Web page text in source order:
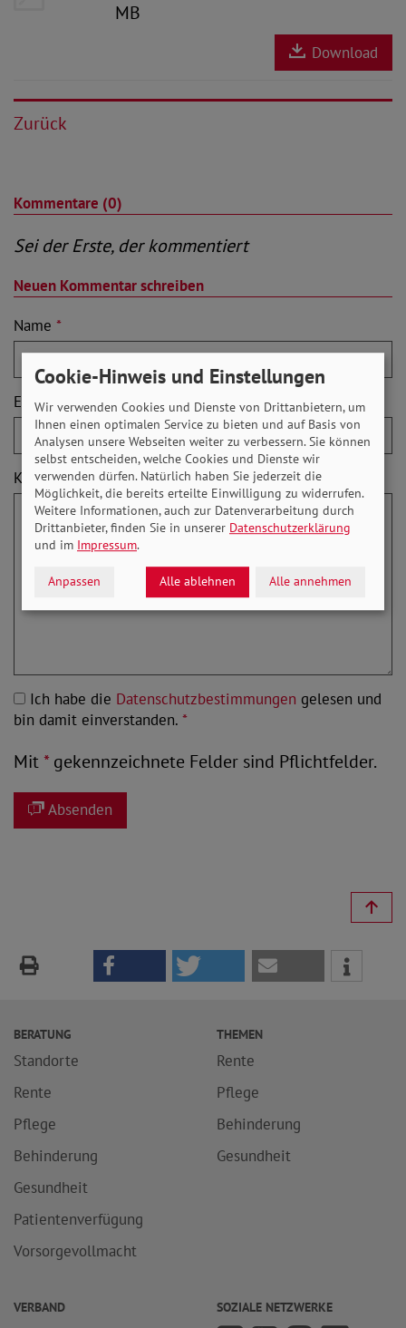
MB
Download
Zurück
Kommentare (0)
Sei der Erste, der kommentiert
Neuen Kommentar schreiben
Name *
E-Mail*
Kommentar *
Ich habe die Datenschutzbestimmungen gelesen und
bin damit einverstanden. *
Mit*gekennzeichnete Felder sind Pflichtfelder.
Absenden
BERATUNG
Standorte
Rente
Pflege
Behinderung
Gesundheit
Patientenverfügung
Vorsorgevollmacht
THEMEN
Rente
Pflege
Behinderung
Gesundheit
VERBAND SOZIALE NETZWERKE
Cookie-Hinweis und Einstellungen
Wir verwenden Cookies und Dienste von Drittanbietern, um
Ihnen einen optimalen Service zu bieten und auf Basis von
Analysen unsere Webseiten weiter zu verbessern. Sie können
selbst entscheiden, welche Cookies und Dienste wir
verwenden dürfen. Natürlich haben Sie jederzeit die
Möglichkeit, die bereits erteilte Einwilligung zu widerrufen.
Weitere Informationen, auch zur Datenverarbeitung durch
Drittanbieter, finden Sie in unserer Datenschutzerklärung
und im Impressum.
Anpassen Alle ablehnen Alle annehmen